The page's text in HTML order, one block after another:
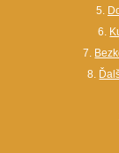
5.
6.
7.
8.